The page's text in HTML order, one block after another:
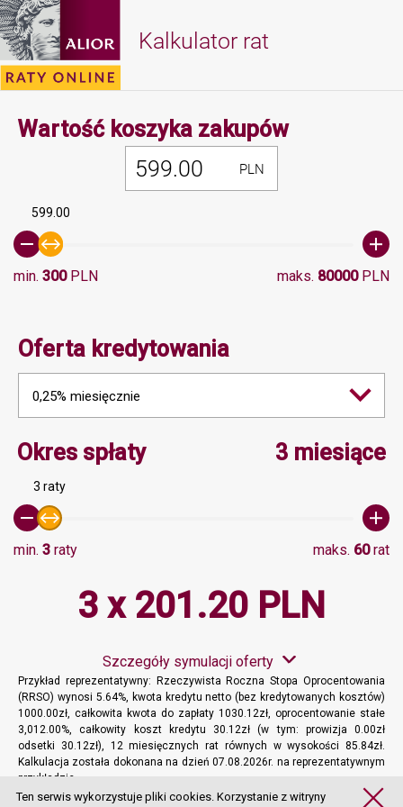
Kalkulator rat
Wartość koszyka zakupówMinimalna
PLN
599.00
min. 300PLN maks. 80000PLN
Oferta kredytowania
0,25% miesięcznie
Okres spłatyMinimalna wartość 3,
3 miesiące
3 raty
min. 3 raty maks. 60rat
3 x 201.20 PLN
Szczegóły symulacji oferty
Przykład reprezentatywny: Rzeczywista Roczna Stopa Oprocentowania
(RRSO) wynosi 5.64%, kwota kredytu netto (bez kredytowanych kosztów)
1000.00zł, całkowita kwota do zapłaty 1030.12zł, oprocentowanie stałe
3,012.00%, całkowity koszt kredytu 30.12zł (w tym: prowizja 0.00zł
odsetki 30.12zł), 12 miesięcznych rat równych w wysokości 85.84zł.
Kalkulacja została dokonana na dzień 07.08.2026r. na reprezentatywnym
przykładzie.
Więcej informacji
Ten serwis wykorzystuje pliki cookies. Korzystanie z witryny